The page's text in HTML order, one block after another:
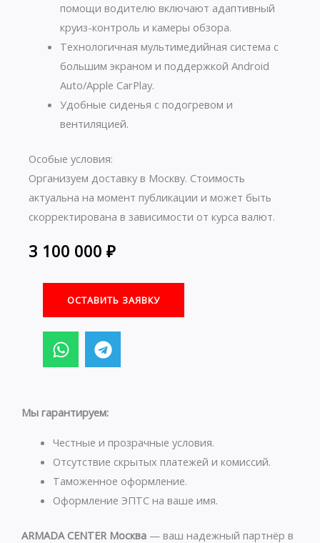
помощи водителю включают адаптивный
круиз-контроль и камеры обзора.
Технологичная мультимедийная система с
большим экраном и поддержкой Android
Auto/Apple CarPlay.
Удобные сиденья с подогревом и
вентиляцией.
Особые условия:
Организуем доставку в Москву. Стоимость
актуальна на момент публикации и может быть
скорректирована в зависимости от курса валют.
3 100 000 ₽
ОСТАВИТЬ ЗАЯВКУ
W
h
a
s
p
p
T
e
l
g
a
m
Мы гарантируем:
Честные и прозрачные условия.
Отсутствие скрытых платежей и комиссий.
Таможенное оформление.
Оформление ЭПТС на ваше имя.
ARMADA CENTER Москва — ваш надежный партнёр в